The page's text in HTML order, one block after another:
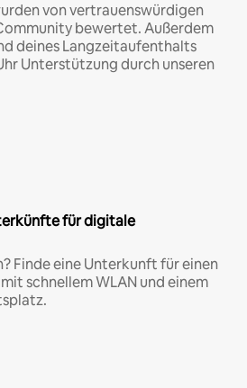
von vertrauenswürdigen
bewertet. Außerdem
deines Langzeitaufenthalts
Unterstützung durch unseren
für digitale
Finde eine Unterkunft für einen
schnellem WLAN und einem